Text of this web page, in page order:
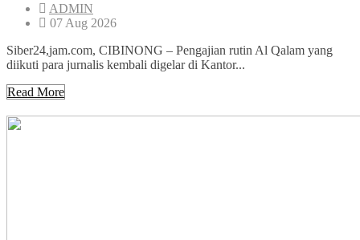
ADMIN
07 Aug 2026
Siber24,jam.com, CIBINONG – Pengajian rutin Al Qalam yang
diikuti para jurnalis kembali digelar di Kantor...
Read More